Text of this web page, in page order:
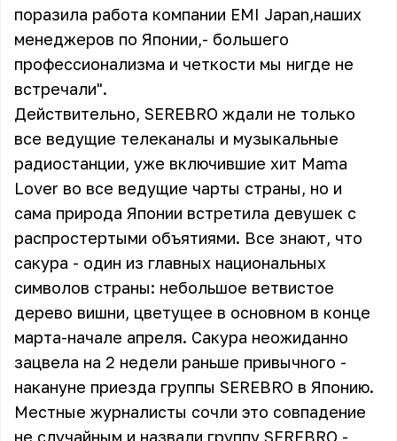
поразила работа компании EMI Japan,наших
менеджеров по Японии,- большего
профессионализма и четкости мы нигде не
встречали".
Действительно, SEREBRO ждали не только
все ведущие телеканалы и музыкальные
радиостанции, уже включившие хит Mama
Lover во все ведущие чарты страны, но и
сама природа Японии встретила девушек с
распростертыми объятиями. Все знают, что
сакура - один из главных национальных
символов страны: небольшое ветвистое
дерево вишни, цветущее в основном в конце
марта-начале апреля. Сакура неожиданно
зацвела на 2 недели раньше привычного -
накануне приезда группы SEREBRO в Японию.
Местные журналисты сочли это совпадение
не случайным и назвали группу SEREBRO -